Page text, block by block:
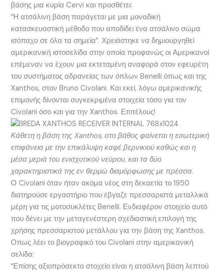
βάσης μια κυρία Cervi και προσθέτει:
“Η ατσάλινη βάση παράγεται με μια μοναδική
κατασκευαστική μέθοδο που αποδίδει ένα ατσάλινο σώμα
ισόπαχο σε όλα τα σημεία”. Χρειάστηκε να δημιουργηθεί
αμερικανική ιστοσελίδα στην οποία προφανώς οι Αμερικανοί
επέμεναν να έχουν μια εκτεταμένη αναφορά στον εφευρέτη
του συστήματος αδρανείας των όπλων Benelli όπως και της
Xanthos, στον Bruno Civolani. Και εκεί, λόγω αμερικανικής
επιμονής δίνονται συγκεκριμένα στοιχεία τόσο για τον
Civolani όσο και για την Xanthos. Επιτέλους!
Κάθετη η βάση της Xanthos, στο βάθος φαίνεται η εσωτερική
επιφάνεια με την επικάλυψη καφέ βερνικιού καθώς και η
μέσα μεριά του ενισχυτικού νεύρου, και τα δύο
χαρακτηριστικά της εν θερμώ διαμόρφωσης με πρέσσα.
Ο Civolani όταν ήταν ακόμα νέος στη δεκαετία το 1950
διατηρούσε εργαστήριο που έβγαζε πρεσσαριστά μεταλλικά
μέρη για τις μοτοσυκλέτες Benelli. Ενδιαφέρον στοιχείο αυτό
που δένει με την μεταγενέστερη σχεδιαστική επιλογή της
χρήσης πρεσσαριστού μετάλλου για την βάση της Xanthos.
Οπως λέει το βιογραφικό του Civolani στην αμερικανική
σελίδα:
“Επίσης αξιοπρόσεκτο στοχείο είναι η ατσάλινη βάση λεπτού